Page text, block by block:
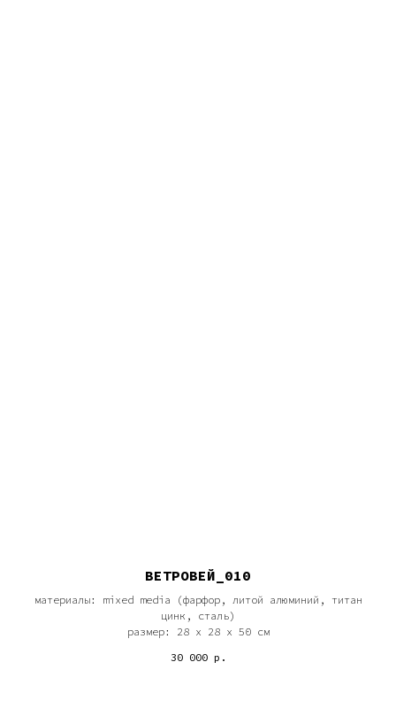
ВЕТРОВЕЙ_010
материалы: mixed media (фарфор, литой алюминий, титан
цинк, сталь)
размер: 28 х 28 х 50 см
30 000 р.